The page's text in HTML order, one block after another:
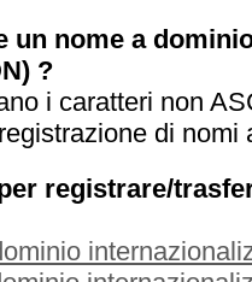
un nome a
?
i caratteri non
di nomi
registrare/